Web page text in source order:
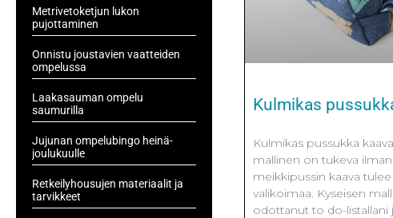
Metrivetoketjun lukon
pujottaminen
Onnistu joustavien vaatteiden
ompelussa
Laakasauman ompelu
saumurilla
Jujunan ompelubingo heinä-
joulukuulle
Retkeilyhousujen materiaalit ja
tarvikkeet
Kulmikas
Kulmikas pussukka
mallinen on tukeva
meikkipussin kaava
valikoimaa. Kyseisen
odottanut to do-